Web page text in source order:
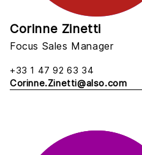
Corinne Zinetti
Focus Sales Manager
+33 1 47 92 63 34
Corinne.Zinetti@also.com